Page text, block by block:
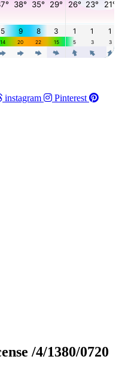
instagram
Pinterest
/4/1380/0720